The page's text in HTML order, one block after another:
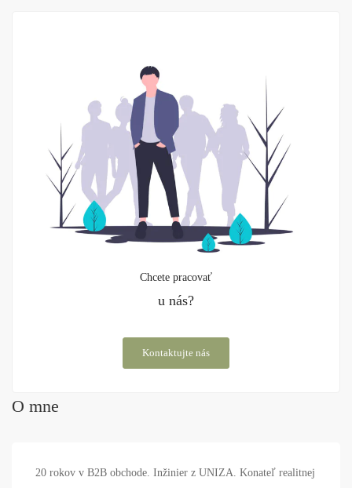
Chcete pracovať
u nás?
Kontaktujte nás
O mne
20 rokov v B2B obchode. Inžinier z UNIZA. Konateľ realitnej